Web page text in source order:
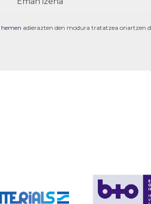
hemen adierazten den modura tratatzea onartzen